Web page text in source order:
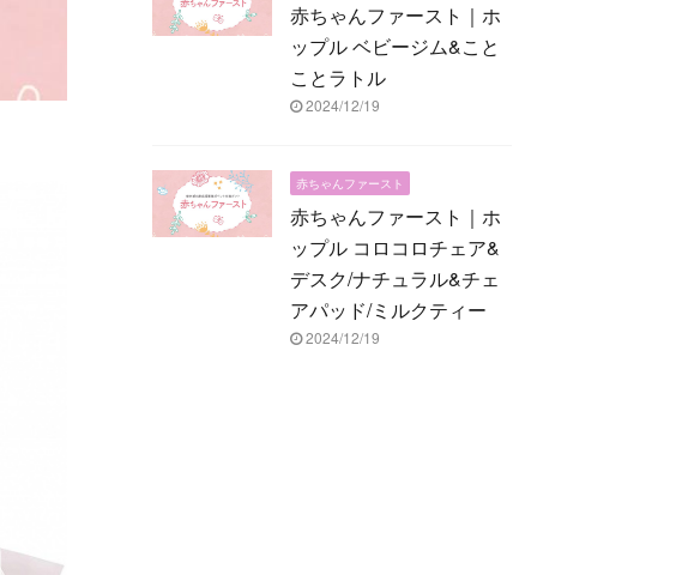
赤ちゃんファースト｜ホ
ップル ベビージム&こと
ことラトル
2024/12/19
赤ちゃんファースト
赤ちゃんファースト｜ホ
ップル コロコロチェア&
デスク/ナチュラル&チェ
アパッド/ミルクティー
2024/12/19